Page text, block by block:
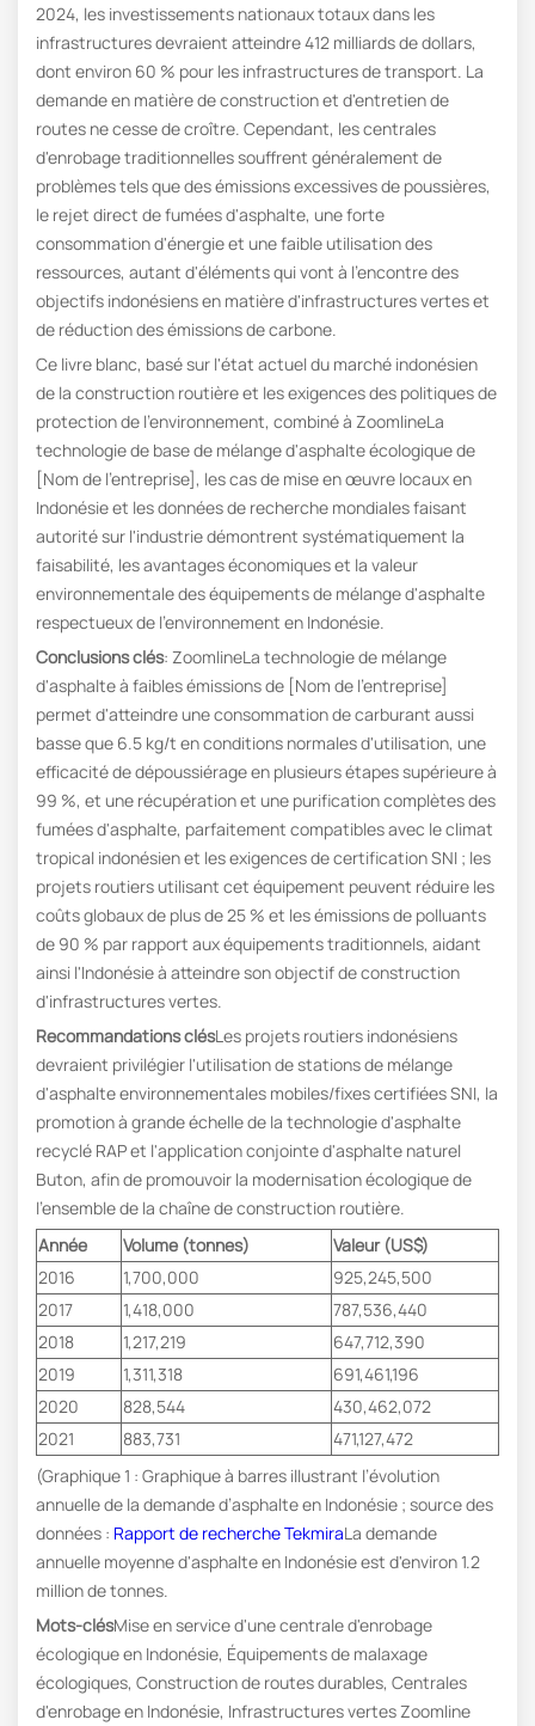
2024, les investissements nationaux totaux dans les
infrastructures devraient atteindre 412 milliards de dollars,
dont environ 60 % pour les infrastructures de transport. La
demande en matière de construction et d'entretien de
routes ne cesse de croître. Cependant, les centrales
d'enrobage traditionnelles souffrent généralement de
problèmes tels que des émissions excessives de poussières,
le rejet direct de fumées d'asphalte, une forte
consommation d'énergie et une faible utilisation des
ressources, autant d'éléments qui vont à l'encontre des
objectifs indonésiens en matière d'infrastructures vertes et
de réduction des émissions de carbone.
Ce livre blanc, basé sur l'état actuel du marché indonésien
de la construction routière et les exigences des politiques de
protection de l'environnement, combiné à ZoomlineLa
technologie de base de mélange d'asphalte écologique de
[Nom de l'entreprise], les cas de mise en œuvre locaux en
Indonésie et les données de recherche mondiales faisant
autorité sur l'industrie démontrent systématiquement la
faisabilité, les avantages économiques et la valeur
environnementale des équipements de mélange d'asphalte
respectueux de l'environnement en Indonésie.
Conclusions clés: ZoomlineLa technologie de mélange
d'asphalte à faibles émissions de [Nom de l'entreprise]
permet d'atteindre une consommation de carburant aussi
basse que 6.5 kg/t en conditions normales d'utilisation, une
efficacité de dépoussiérage en plusieurs étapes supérieure à
99 %, et une récupération et une purification complètes des
fumées d'asphalte, parfaitement compatibles avec le climat
tropical indonésien et les exigences de certification SNI ; les
projets routiers utilisant cet équipement peuvent réduire les
coûts globaux de plus de 25 % et les émissions de polluants
de 90 % par rapport aux équipements traditionnels, aidant
ainsi l'Indonésie à atteindre son objectif de construction
d'infrastructures vertes.
Recommandations clésLes projets routiers indonésiens
devraient privilégier l'utilisation de stations de mélange
d'asphalte environnementales mobiles/fixes certifiées SNI, la
promotion à grande échelle de la technologie d'asphalte
recyclé RAP et l'application conjointe d'asphalte naturel
Buton, afin de promouvoir la modernisation écologique de
l'ensemble de la chaîne de construction routière.
Année
Volume (tonnes)
Valeur (US$)
2016
1,700,000
925,245,500
2017
1,418,000
787,536,440
2018
1,217,219
647,712,390
2019
1,311,318
691,461,196
2020
828,544
430,462,072
2021
883,731
471,127,472
(Graphique 1 : Graphique à barres illustrant l’évolution
annuelle de la demande d’asphalte en Indonésie ; source des
données : Rapport de recherche TekmiraLa demande
annuelle moyenne d'asphalte en Indonésie est d'environ 1.2
million de tonnes.
Mots-clésMise en service d'une centrale d'enrobage
écologique en Indonésie, Équipements de malaxage
écologiques, Construction de routes durables, Centrales
d'enrobage en Indonésie, Infrastructures vertes Zoomline